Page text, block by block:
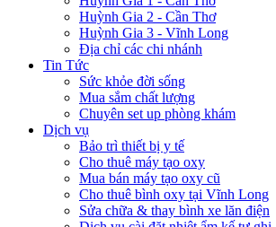
Huỳnh Gia 2 - Cần Thơ
Huỳnh Gia 3 - Vĩnh Long
Địa chỉ các chi nhánh
Tin Tức
Sức khỏe đời sống
Mua sắm chất lượng
Chuyên set up phòng khám
Dịch vụ
Bảo trì thiết bị y tế
Cho thuê máy tạo oxy
Mua bán máy tạo oxy cũ
Cho thuê bình oxy tại Vĩnh Long
Sửa chữa & thay bình xe lăn điện